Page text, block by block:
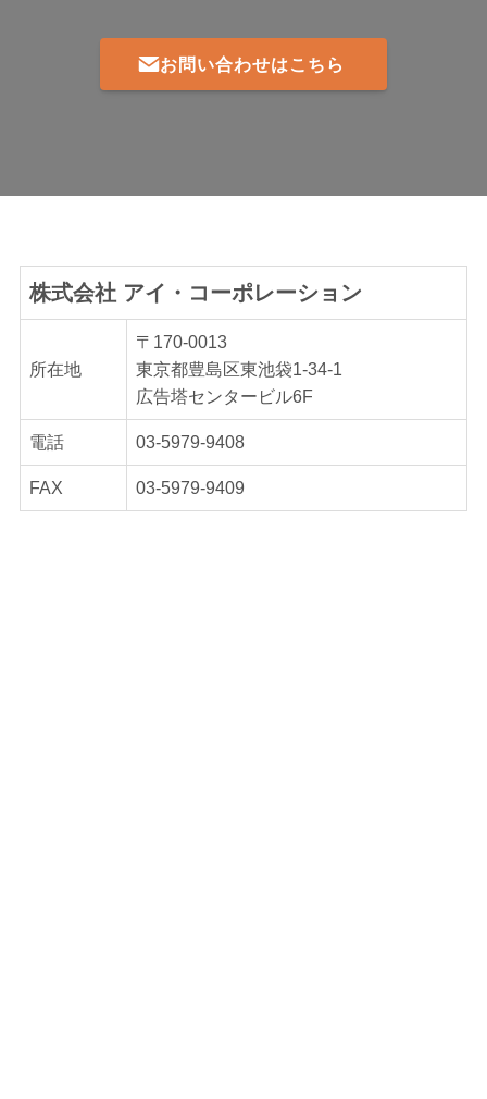
お問い合わせはこちら
株式会社 アイ・コーポレーション
所在地
〒170-0013
東京都豊島区東池袋1-34-1
広告塔センタービル6F
電話 03-5979-9408
FAX 03-5979-9409